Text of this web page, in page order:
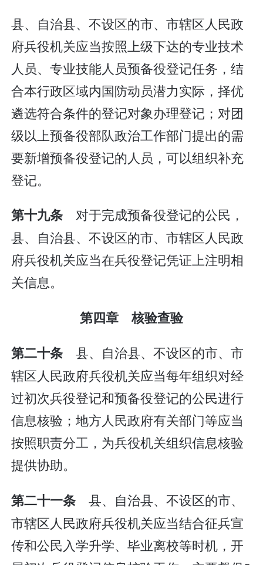
县、自治县、不设区的市、市辖区人民政
府兵役机关应当按照上级下达的专业技术
人员、专业技能人员预备役登记任务，结
合本行政区域内国防动员潜力实际，择优
遴选符合条件的登记对象办理登记；对团
级以上预备役部队政治工作部门提出的需
要新增预备役登记的人员，可以组织补充
登记。
第十九条对于完成预备役登记的公民，
县、自治县、不设区的市、市辖区人民政
府兵役机关应当在兵役登记凭证上注明相
关信息。
第四章 核验查验
第二十条 县、自治县、不设区的市、市
辖区人民政府兵役机关应当每年组织对经
过初次兵役登记和预备役登记的公民进行
信息核验；地方人民政府有关部门等应当
按照职责分工，为兵役机关组织信息核验
提供协助。
第二十一条 县、自治县、不设区的市、
市辖区人民政府兵役机关应当结合征兵宣
传和公民入学升学、毕业离校等时机，开